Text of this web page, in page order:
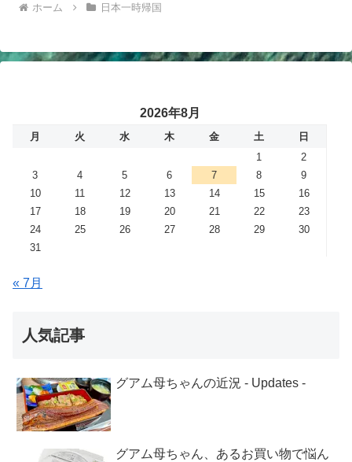
ホーム 日本一時帰国
2026年8月
月 火 水 木 金 土
日
1
2
3
4 5 6 7 8
9
10
11 12 13 14 15
16
17
18 19 20 21 22
23
24
25 26 27 28 29
30
31
« 7月
人気記事
グアム母ちゃんの近況 - Updates -
グアム母ちゃん、あるお買い物で悩ん